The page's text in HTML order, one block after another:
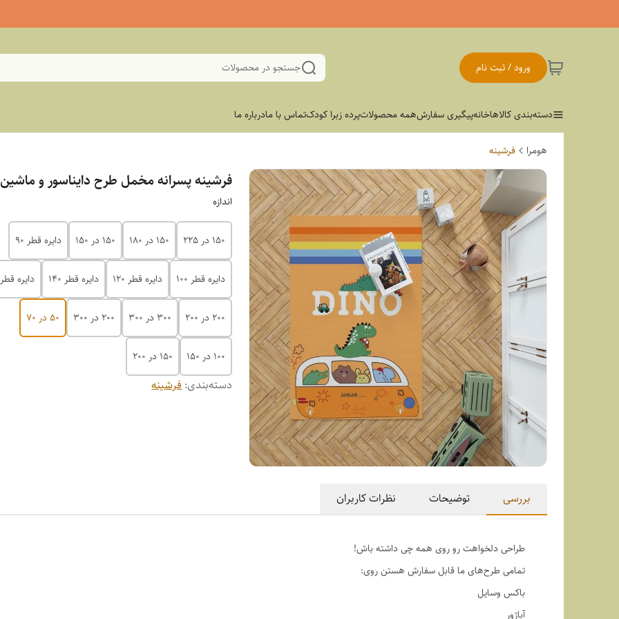
ورود / ثبت نام جستجو در محصولات
دسته‌بندی کالاهاخانهپیگیری سفارشهمه محصولاتپرده زبرا کودکتماس با مادرباره ما
هومرا فرشینه
فرشینه پسرانه مخمل طرح دایناسور و ماشین
اندازه
150 در 225 150 در 180 150 در 150 دایره قطر 90
دایره قطر 100 دایره قطر 120 دایره قطر 140 دایره قطر 200
200 در 200 300 در 300 200 در 300 50 در 70
100 در 150 150 در 200
دسته‌بندی:فرشینه
بررسی توضیحات نظرات کاربران
طراحی دلخواهت رو روی همه چی داشته باش!
تمامی طرح‌های ما قابل سفارش هستن روی:
باکس وسایل
آباژور